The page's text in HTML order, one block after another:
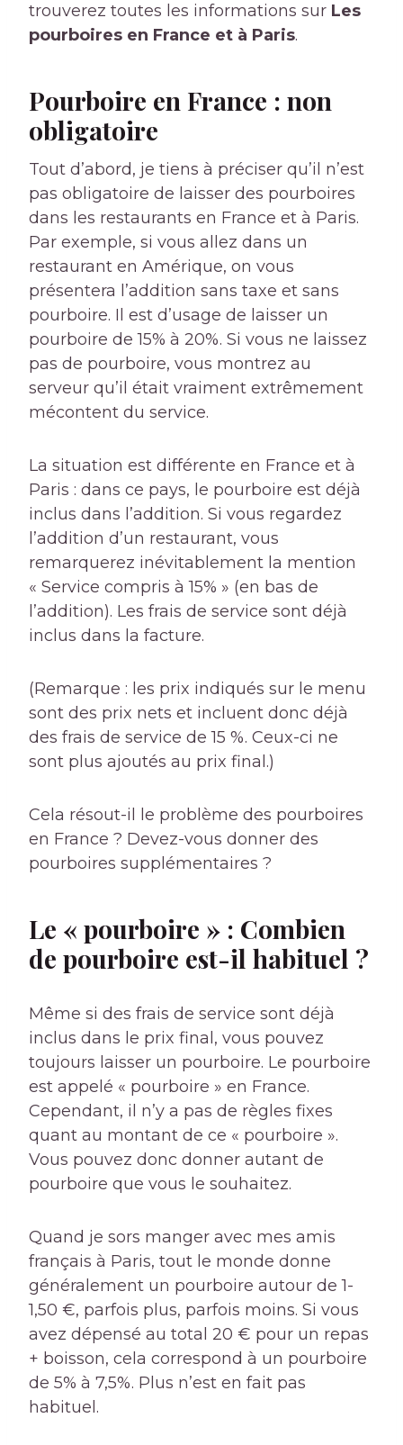
trouverez toutes les informations sur Les
pourboires en France et à Paris.
Pourboire en France : non
obligatoire
Tout d’abord, je tiens à préciser qu’il n’est
pas obligatoire de laisser des pourboires
dans les restaurants en France et à Paris.
Par exemple, si vous allez dans un
restaurant en Amérique, on vous
présentera l’addition sans taxe et sans
pourboire. Il est d’usage de laisser un
pourboire de 15% à 20%. Si vous ne laissez
pas de pourboire, vous montrez au
serveur qu’il était vraiment extrêmement
mécontent du service.
La situation est différente en France et à
Paris : dans ce pays, le pourboire est déjà
inclus dans l’addition. Si vous regardez
l’addition d’un restaurant, vous
remarquerez inévitablement la mention
« Service compris à 15% » (en bas de
l’addition). Les frais de service sont déjà
inclus dans la facture.
(Remarque : les prix indiqués sur le menu
sont des prix nets et incluent donc déjà
des frais de service de 15 %. Ceux-ci ne
sont plus ajoutés au prix final.)
Cela résout-il le problème des pourboires
en France ? Devez-vous donner des
pourboires supplémentaires ?
Le « pourboire » : Combien
de pourboire est-il habituel ?
Même si des frais de service sont déjà
inclus dans le prix final, vous pouvez
toujours laisser un pourboire. Le pourboire
est appelé « pourboire » en France.
Cependant, il n’y a pas de règles fixes
quant au montant de ce « pourboire ».
Vous pouvez donc donner autant de
pourboire que vous le souhaitez.
Quand je sors manger avec mes amis
français à Paris, tout le monde donne
généralement un pourboire autour de 1-
1,50 €, parfois plus, parfois moins. Si vous
avez dépensé au total 20 € pour un repas
+ boisson, cela correspond à un pourboire
de 5% à 7,5%. Plus n’est en fait pas
habituel.